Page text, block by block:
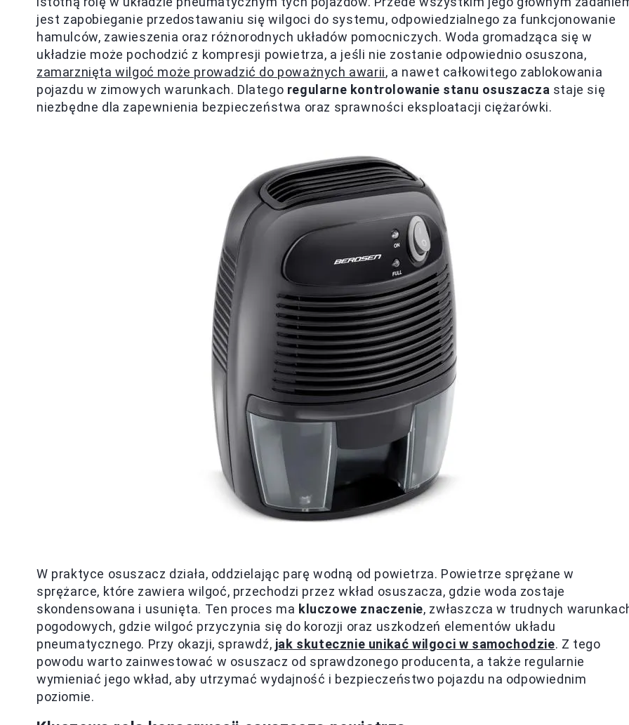
jest zapobieganie przedostawaniu się wilgoci do systemu, odpowiedzialnego za funkcjonowanie
hamulców, zawieszenia oraz różnorodnych układów pomocniczych. Woda gromadząca się w
układzie może pochodzić z kompresji powietrza, a jeśli nie zostanie odpowiednio osuszona,
zamarznięta wilgoć może prowadzić do poważnych awarii, a nawet całkowitego zablokowania
pojazdu w zimowych warunkach. Dlatego regularne kontrolowanie stanu osuszacza staje się
niezbędne dla zapewnienia bezpieczeństwa oraz sprawności eksploatacji ciężarówki.
W praktyce osuszacz działa, oddzielając parę wodną od powietrza. Powietrze sprężane w
sprężarce, które zawiera wilgoć, przechodzi przez wkład osuszacza, gdzie woda zostaje
skondensowana i usunięta. Ten proces ma kluczowe znaczenie, zwłaszcza w trudnych
pogodowych, gdzie wilgoć przyczynia się do korozji oraz uszkodzeń elementów układu
pneumatycznego. Przy okazji, sprawdź, jak skutecznie unikać wilgoci w samochodzie. Z tego
powodu warto zainwestować w osuszacz od sprawdzonego producenta, a także regularnie
wymieniać jego wkład, aby utrzymać wydajność i bezpieczeństwo pojazdu na odpowiednim
poziomie.